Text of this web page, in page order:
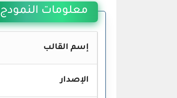
معلومات النمودج
إسم القالب
الإصدار